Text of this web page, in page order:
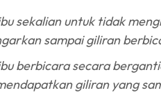
sekalian untuk tidak
sampai giliran
berbicara secara
giliran yang